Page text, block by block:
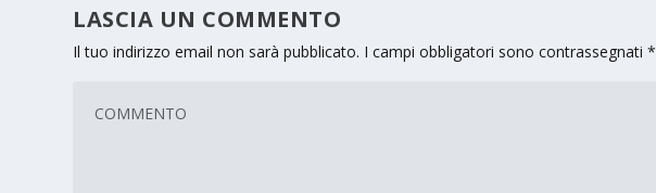
LASCIA UN COMMENTO
Il tuo indirizzo email non sarà pubblicato. I campi obbligatori sono contrassegnati*